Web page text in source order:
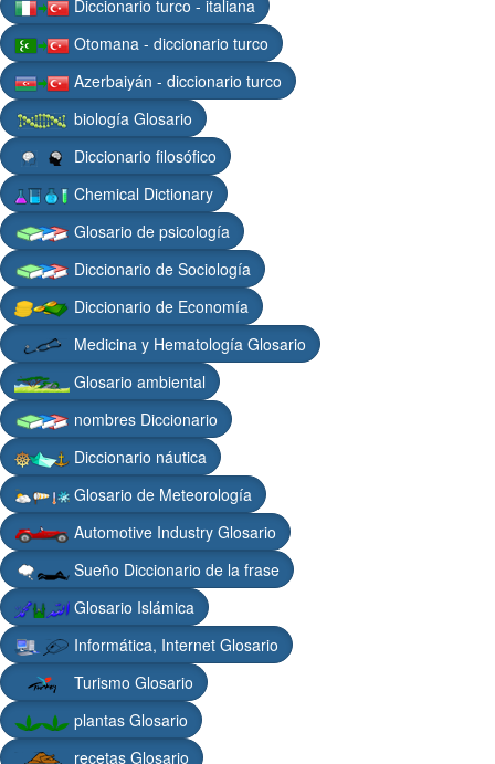
Diccionario turco - italiana
Otomana - diccionario turco
Azerbaiyán - diccionario turco
biología Glosario
Diccionario filosófico
Chemical Dictionary
Glosario de psicología
Diccionario de Sociología
Diccionario de Economía
Medicina y Hematología Glosario
Glosario ambiental
nombres Diccionario
Diccionario náutica
Glosario de Meteorología
Automotive Industry Glosario
Sueño Diccionario de la frase
Glosario Islámica
Informática, Internet Glosario
Turismo Glosario
plantas Glosario
recetas Glosario